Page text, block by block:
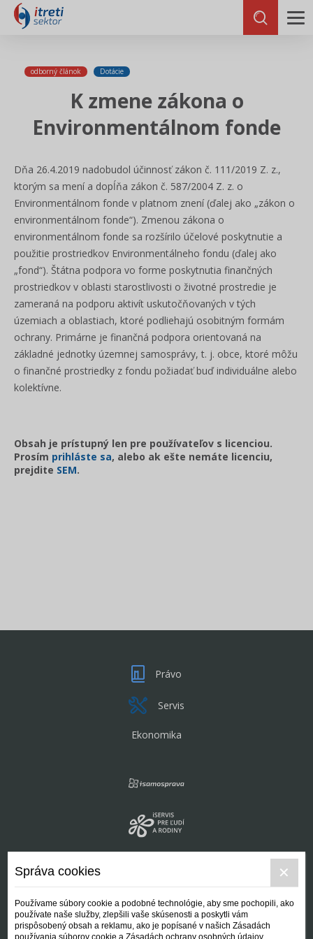
odborný článok Dotácie
K zmene zákona o
Environmentálnom fonde
Dňa 26.4.2019 nadobudol účinnosť zákon č. 111/2019 Z. z.,
ktorým sa mení a dopĺňa zákon č. 587/2004 Z. z. o
Environmentálnom fonde v platnom znení (ďalej ako „zákon o
environmentálnom fonde“). Zmenou zákona o
environmentálnom fonde sa rozšírilo účelové poskytnutie a
použitie prostriedkov Environmentálneho fondu (ďalej ako
„fond“). Štátna podpora vo forme poskytnutia finančných
prostriedkov v oblasti starostlivosti o životné prostredie je
zameraná na podporu aktivít uskutočňovaných v tých
územiach a oblastiach, ktoré podliehajú osobitným formám
ochrany. Primárne je finančná podpora orientovaná na
základné jednotky územnej samosprávy, t. j. obce, ktoré môžu
o finančné prostriedky z fondu požiadať buď individuálne alebo
kolektívne.
Obsah je prístupný len pre používateľov s licenciou.
Prosím prihláste sa, alebo ak ešte nemáte licenciu,
prejdite SEM.
Právo
Servis
Ekonomika
Správa cookies
Používame súbory cookie a podobné technológie, aby sme pochopili, ako
používate naše služby, zlepšili vaše skúsenosti a poskytli vám
prispôsobený obsah a reklamu, ako je popísané v našich Zásadách
používania súborov cookie a Zásadách ochrany osobných údajov.